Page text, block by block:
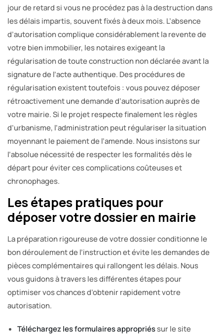
jour de retard si vous ne procédez pas à la destruction dans
les délais impartis, souvent fixés à deux mois. L’absence
d’autorisation complique considérablement la revente de
votre bien immobilier, les notaires exigeant la
régularisation de toute construction non déclarée avant la
signature de l’acte authentique. Des procédures de
régularisation existent toutefois : vous pouvez déposer
rétroactivement une demande d’autorisation auprès de
votre mairie. Si le projet respecte finalement les règles
d’urbanisme, l’administration peut régulariser la situation
moyennant le paiement de l’amende. Nous insistons sur
l’absolue nécessité de respecter les formalités dès le
départ pour éviter ces complications coûteuses et
chronophages.
Les étapes pratiques pour
déposer votre dossier en mairie
La préparation rigoureuse de votre dossier conditionne le
bon déroulement de l’instruction et évite les demandes de
pièces complémentaires qui rallongent les délais. Nous
vous guidons à travers les différentes étapes pour
optimiser vos chances d’obtenir rapidement votre
autorisation.
Téléchargez les formulaires appropriéssur le site